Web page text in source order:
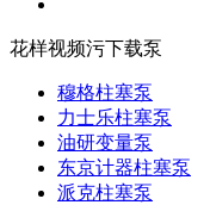
花样视频污下载泵
穆格柱塞泵
力士乐柱塞泵
油研变量泵
东京计器柱塞泵
派克柱塞泵